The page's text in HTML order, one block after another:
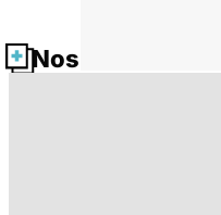
Nos fiches santé